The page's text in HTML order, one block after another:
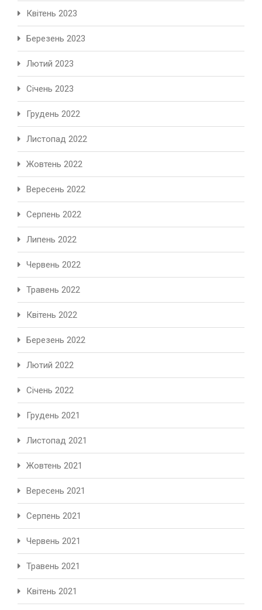
Квітень 2023
Березень 2023
Лютий 2023
Січень 2023
Грудень 2022
Листопад 2022
Жовтень 2022
Вересень 2022
Серпень 2022
Липень 2022
Червень 2022
Травень 2022
Квітень 2022
Березень 2022
Лютий 2022
Січень 2022
Грудень 2021
Листопад 2021
Жовтень 2021
Вересень 2021
Серпень 2021
Червень 2021
Травень 2021
Квітень 2021